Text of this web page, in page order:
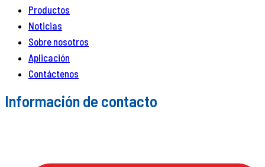
Productos
Noticias
Sobre nosotros
Aplicación
Contáctenos
Información de contacto